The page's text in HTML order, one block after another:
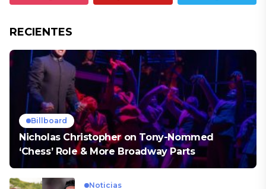
RECIENTES
Billboard
Nicholas Christopher on Tony-Nommed
‘Chess’ Role & More Broadway Parts
Noticias